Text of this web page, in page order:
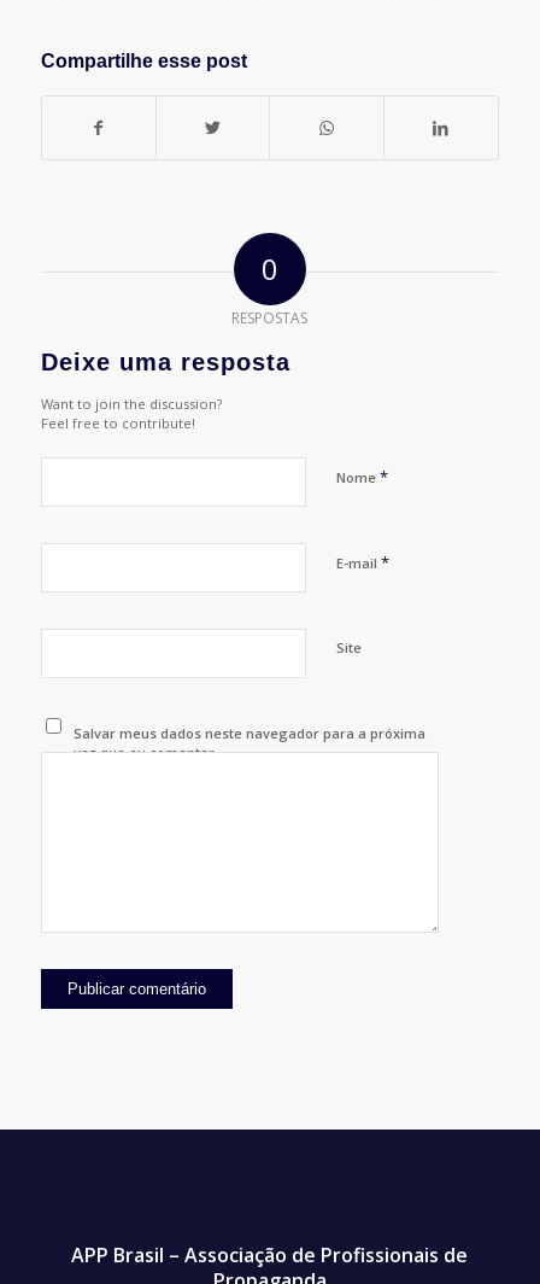
Compartilhe esse post
0
RESPOSTAS
Deixe uma resposta
Want to join the discussion?
Feel free to contribute!
Nome *
E-mail *
Site
Salvar meus dados neste navegador para a próxima
vez que eu comentar.
APP Brasil – Associação de Profissionais de